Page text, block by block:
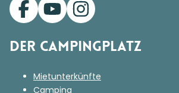
Der Campingplatz
Mietunterkünfte
Camping